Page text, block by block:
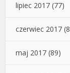
lipiec 2017 (77)
czerwiec 2017
maj 2017 (89)